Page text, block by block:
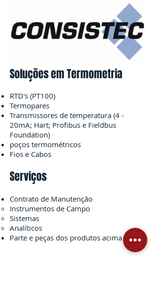
Soluções em Termometria
RTD's (PT100)
Termopares
Transmissores de temperatura (4 -
20mA; Hart; Profibus e Fieldbus
Foundation)
poços termométricos
Fios e Cabos
Serviços
Contrato de Manutenção
Instrumentos de Campo
Sistemas
Analíticos
Parte e peças dos produtos acima